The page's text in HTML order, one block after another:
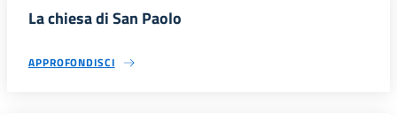
La chiesa di San Paolo
APPROFONDISCI